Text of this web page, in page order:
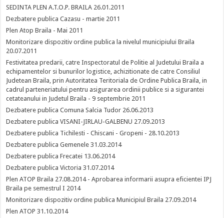
SEDINTA PLEN A.T.O.P. BRAILA 26.01.2011
Dezbatere publica Cazasu - martie 2011
Plen Atop Braila - Mai 2011
Monitorizare dispozitiv ordine publica la nivelul municipiului Braila
20.07.2011
Festivitatea predarii, catre Inspectoratul de Politie al Judetului Braila a
echipamentelor si bunurilor logistice, achizitionate de catre Consiliul
Judetean Braila, prin Autoritatea Teritoriala de Ordine Publica Braila, in
cadrul parteneriatului pentru asigurarea ordinii publice si a sigurantei
cetateanului in Judetul Braila - 9 septembrie 2011
Dezbatere publica Comuna Salcia Tudor 26.06.2013
Dezbatere publica VISANI-JIRLAU-GALBENU 27.09.2013
Dezbatere publica Tichilesti - Chiscani - Gropeni - 28.10.2013
Dezbatere publica Gemenele 31.03.2014
Dezbatere publica Frecatei 13.06.2014
Dezbatere publica Victoria 31.07.2014
Plen ATOP Braila 27.08.2014 - Aprobarea informarii asupra eficientei IPJ
Braila pe semestrul I 2014
Monitorizare dispozitiv ordine publica Municipiul Braila 27.09.2014
Plen ATOP 31.10.2014